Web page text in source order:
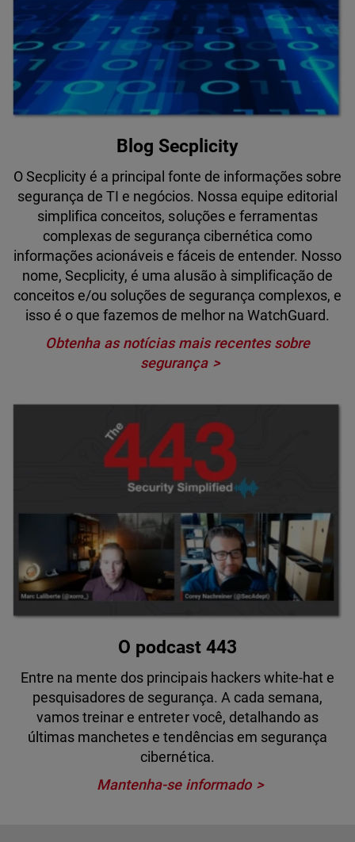
Blog Secplicity
O Secplicity é a principal fonte de informações sobre
segurança de TI e negócios. Nossa equipe editorial
simplifica conceitos, soluções e ferramentas
complexas de segurança cibernética como
informações acionáveis e fáceis de entender. Nosso
nome, Secplicity, é uma alusão à simplificação de
conceitos e/ou soluções de segurança complexos, e
isso é o que fazemos de melhor na WatchGuard.
Obtenha as notícias mais recentes sobre
segurança
O podcast 443
Entre na mente dos principais hackers white-hat e
pesquisadores de segurança. A cada semana,
vamos treinar e entreter você, detalhando as
últimas manchetes e tendências em segurança
cibernética.
Mantenha-se informado